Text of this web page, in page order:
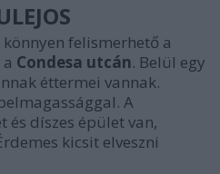
felismerhető a
Condesa utcán. Belül egy
éttermei vannak.
A
és díszes épület van,
kicsit elveszni